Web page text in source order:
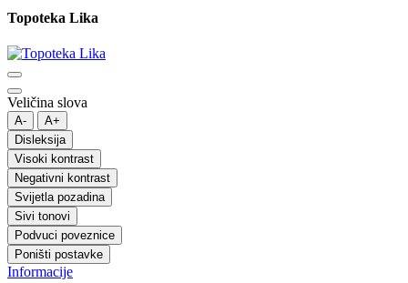
Topoteka Lika
Veličina slova
A-
A+
Disleksija
Visoki kontrast
Negativni kontrast
Svijetla pozadina
Sivi tonovi
Podvuci poveznice
Poništi postavke
Informacije